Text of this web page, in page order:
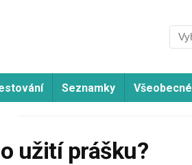
Seznamky Všeobecné
užití prášku?